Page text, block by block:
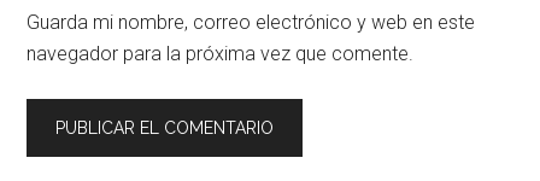
Guarda mi nombre, correo electrónico y web en este
navegador para la próxima vez que comente.